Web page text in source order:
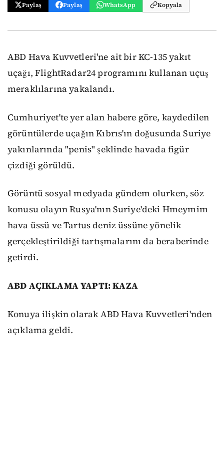
Paylaş Paylaş WhatsApp Kopyala
ABD Hava Kuvvetleri'ne ait bir KC-135 yakıt
uçağı, FlightRadar24 programını kullanan uçuş
meraklılarına yakalandı.
Cumhuriyet'te yer alan habere göre, kaydedilen
görüntülerde uçağın Kıbrıs'ın doğusunda Suriye
yakınlarında "penis" şeklinde havada figür
çizdiği görüldü.
Görüntü sosyal medyada gündem olurken, söz
konusu olayın Rusya'nın Suriye'deki Hmeymim
hava üssü ve Tartus deniz üssüne yönelik
gerçekleştirildiği tartışmalarını da beraberinde
getirdi.
ABD AÇIKLAMA YAPTI: KAZA
Konuya ilişkin olarak ABD Hava Kuvvetleri'nden
açıklama geldi.